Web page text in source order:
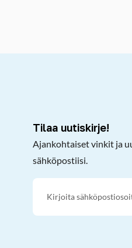
Tilaa uutiskirje!
Ajankohtaiset vinkit ja
sähköpostiisi.